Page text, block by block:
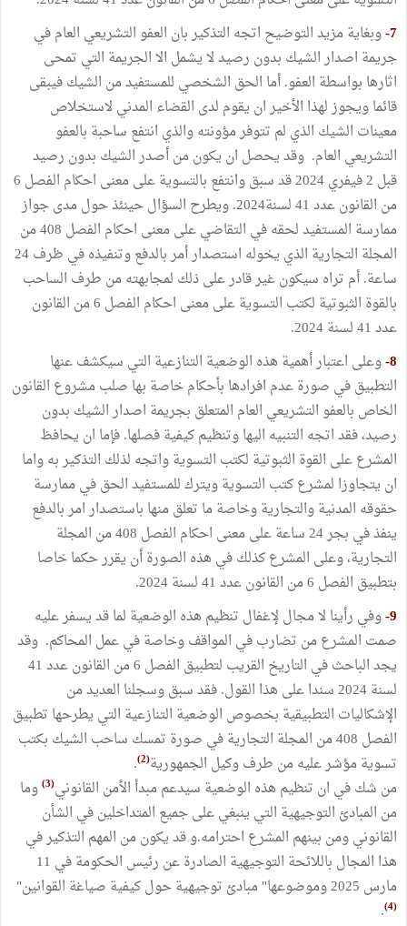
7- وبغاية مزيد التوضيح اتجه التذكير بان العفو التشريعي العام في
جريمة اصدار الشيك بدون رصيد لا يشمل الا الجريمة التي تمحى
اثارها بواسطة العفو. أما الحق الشخصي للمستفيد من الشيك فيبقى
قائما ويجوز لهذا الأخير ان يقوم لدى القضاء المدني لاستخلاص
معينات الشيك الذي لم تتوفر مؤونته والذي انتفع ساحبة بالعفو
التشريعي العام. وقد يحصل ان يكون من أصدر الشيك بدون رصيد
قبل 2 فيفري 2024 قد سبق وانتفع بالتسوية على معنى احكام الفصل 6
من القانون عدد 41 لسنة2024. ويطرح السؤال حينئذ حول مدى جواز
ممارسة المستفيد لحقه في التقاضي على معنى احكام الفصل 408 من
المجلة التجارية الذي يخوله استصدار أمر بالدفع وتنفيذه في ظرف 24
ساعة. أم تراه سيكون غير قادر على ذلك لمجابهته من طرف الساحب
بالقوة الثبوتية لكتب التسوية على معنى احكام الفصل 6 من القانون
عدد 41 لسنة 2024.
8- وعلى اعتبار أهمية هذه الوضعية التنازعية التي سيكشف عنها
التطبيق في صورة عدم افرادها بأحكام خاصة بها صلب مشروع القانون
الخاص بالعفو التشريعي العام المتعلق بجريمة اصدار الشيك بدون
رصيد، فقد اتجه التنبيه اليها وتنظيم كيفية فصلها. فإما ان يحافظ
المشرع على القوة الثبوتية لكتب التسوية واتجه لذلك التذكير به واما
ان يتجاوزا لمشرع كتب التسوية ويترك للمستفيد الحق في ممارسة
حقوقه المدنية والتجارية وخاصة ما تعلق منها باستصدار امر بالدفع
ينفذ في بجر 24 ساعة على معنى احكام الفصل 408 من المجلة
التجارية، وعلى المشرع كذلك في هذه الصورة أن يقرر حكما خاصا
بتطبيق الفصل 6 من القانون عدد 41 لسنة 2024.
9- وفي رأينا لا مجال لإغفال تنظيم هذه الوضعية لما قد يسفر عليه
صمت المشرع من تضارب في المواقف وخاصة في عمل المحاكم. وقد
يجد الباحث في التاريخ القريب لتطبيق الفصل 6 من القانون عدد 41
لسنة 2024 سندا على هذا القول. فقد سبق وسجلنا العديد من
الإشكاليات التطبيقية بخصوص الوضعية التنازعية التي يطرحها تطبيق
الفصل 408 من المجلة التجارية في صورة تمسك ساحب الشيك بكتب
تسوية مؤشر عليه من طرف وكيل الجمهورية(2)
.
من شك في ان تنظيم هذه الوضعية سيدعم مبدأ الأمن القانوني(3)
وما
من المبادئ التوجيهية التي ينبغي على جميع المتداخلين في الشأن
القانوني ومن بينهم المشرع احترامه.و قد يكون من المهم التذكير في
هذا المجال باللائحة التوجيهية الصادرة عن رئيس الحكومة في 11
مارس 2025 وموضوعها" مبادئ توجيهية حول كيفية صياغة القوانين"
(4)
.